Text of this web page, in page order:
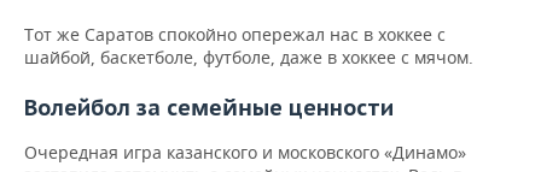
Тот же Саратов спокойно опережал нас в хоккее с
шайбой, баскетболе, футболе, даже в хоккее с мячом.
Волейбол за семейные ценности
Очередная игра казанского и московского «Динамо»